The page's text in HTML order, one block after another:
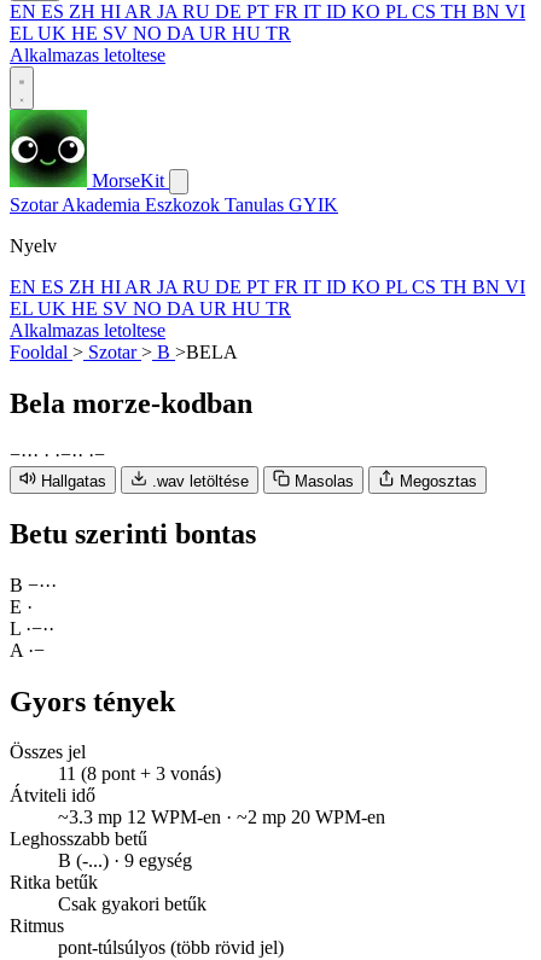
EN ES ZH HI AR JA RU DE PT FR IT ID KO PL CS TH BN VI
EL UK HE SV NO DA UR HU TR
Alkalmazas letoltese
MorseKit
SzotarAkademia Eszkozok Tanulas GYIK
Nyelv
EN ES ZH HI AR JA RU DE PT FR IT ID KO PL CS TH BN VI
EL UK HE SV NO DA UR HU TR
Alkalmazas letoltese
Fooldal > Szotar> B >BELA
Bela morze-kodban
−··· · ·−·· ·−
Hallgatas .wav letöltése Masolas Megosztas
Betu szerinti bontas
B −···
E ·
L ·−··
A ·−
Gyors tények
Összes jel
11 (8 pont + 3 vonás)
Átviteli idő
~3.3 mp 12 WPM-en · ~2 mp 20 WPM-en
Leghosszabb betű
B (-...) · 9 egység
Ritka betűk
Csak gyakori betűk
Ritmus
pont-túlsúlyos (több rövid jel)